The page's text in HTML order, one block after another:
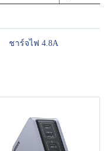
ชาร์จไฟ 4.8A